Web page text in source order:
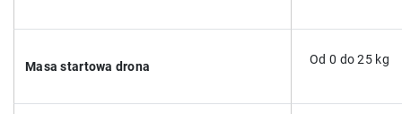
Masa startowa drona Od 0 do 25 kg